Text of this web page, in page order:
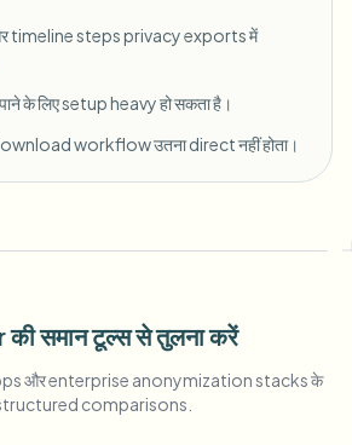
timeline steps privacy exports में
के लिए setup heavy हो सकता है।
workflow उतना direct नहीं होता।
समान टूल्स से तुलना करें
और enterprise anonymization stacks के
comparisons.